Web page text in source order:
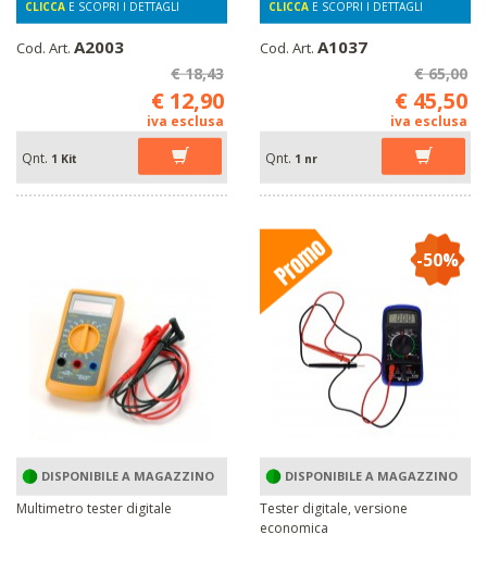
CLICCA E SCOPRI I DETTAGLI
Cod. Art. A2003
€ 18,43
€ 12,90
iva esclusa
Qnt. 1 Kit
CLICCA E SCOPRI I DETTAGLI
Cod. Art. A1037
€ 65,00
€ 45,50
iva esclusa
Qnt. 1 nr
DISPONIBILE A MAGAZZINO
Multimetro tester digitale
-50%
DISPONIBILE A MAGAZZINO
Tester digitale, versione
economica